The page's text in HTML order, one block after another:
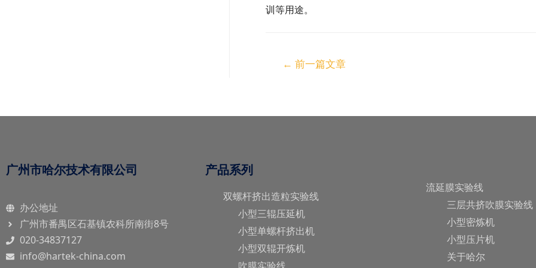
训等用途。
← 前一篇文章
广州市哈尔技术有限公司
办公地址
广州市番禺区石基镇农科所南街8号
020-34837127
info@hartek-china.com
产品系列
双螺杆挤出造粒实验线
小型三辊压延机
小型单螺杆挤出机
小型双辊开炼机
流延膜实验线
三层共挤吹膜实验线
小型密炼机
小型压片机
关于哈尔